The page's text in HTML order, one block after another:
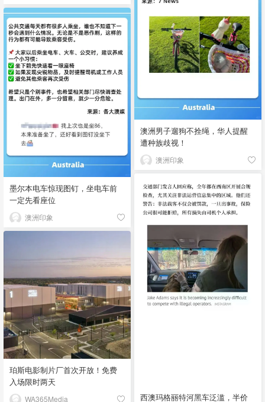
澳洲男子遛狗不拴绳，华人提醒
遭种族歧视！
澳洲印象
墨尔本电车惊现图钉，坐电车前
一定先看座位
澳洲印象
西澳玛格丽特河黑车泛滥，半价
珀斯电影制片厂首次开放！免费
入场限时两天
WA365Media